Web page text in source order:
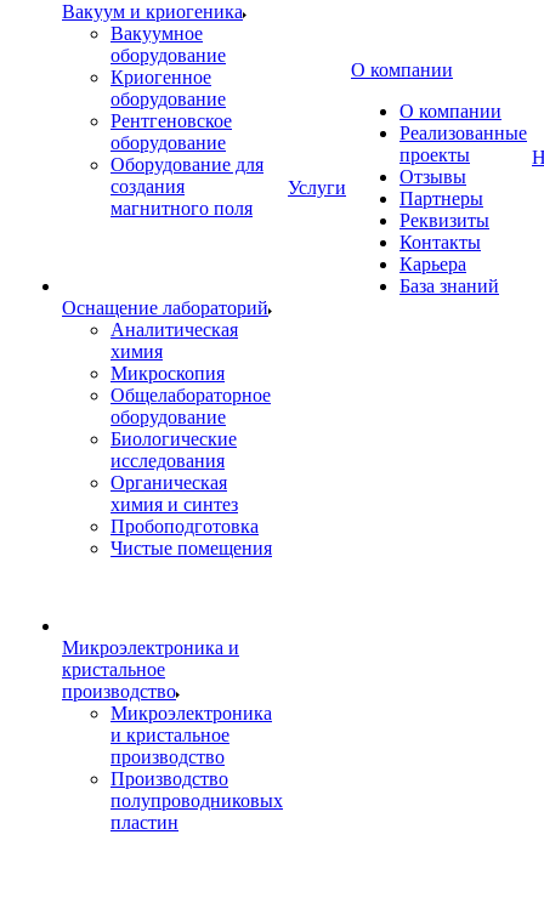
Вакуум и криогеника
Вакуумное
оборудование
Криогенное
оборудование
Рентгеновское
оборудование
Оборудование для
создания
магнитного поля
Оснащение лабораторий
Аналитическая
химия
Микроскопия
Общелабораторное
оборудование
Биологические
исследования
Органическая
химия и синтез
Пробоподготовка
Чистые помещения
Микроэлектроника и
кристальное
производство
Микроэлектроника
и кристальное
производство
Производство
полупроводниковых
пластин
Услуги
О компании
О компании
Реализованные
проекты
Отзывы
Партнеры
Реквизиты
Контакты
Карьера
База знаний